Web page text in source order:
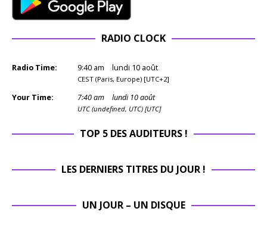
RADIO CLOCK
Radio Time: 9:40 am lundi 10 août
CEST (Paris, Europe) [UTC+2]
Your Time: 7:40am lundi 10 août
UTC (undefined, UTC) [UTC]
TOP 5 DES AUDITEURS !
LES DERNIERS TITRES DU JOUR !
UN JOUR – UN DISQUE